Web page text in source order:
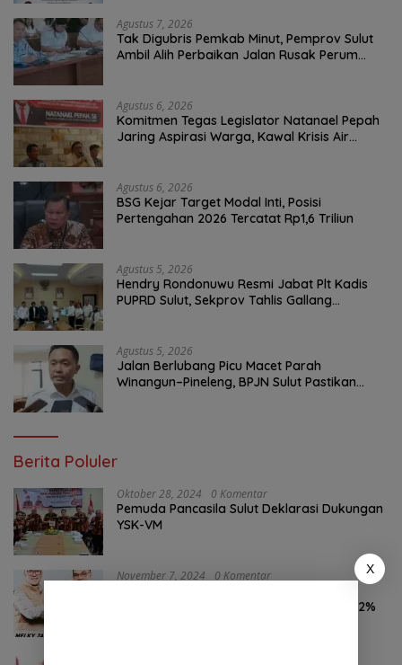
Agustus 7, 2026
Tak Digubris Pemkab Minut, Pemprov Sulut
Ambil Alih Perbaikan Jalan Rusak Perum
Agustus 6, 2026
Komitmen Tegas Legislator Natanael Pepah
Jaring Aspirasi Warga, Kawal Krisis Air
Agustus 6, 2026
BSG Kejar Target Modal Inti, Posisi
Pertengahan 2026 Tercatat Rp1,6 Triliun
Agustus 5, 2026
Hendry Rondonuwu Resmi Jabat Plt Kadis
PUPRD Sulut, Sekprov Tahlis Gallang
Agustus 5, 2026
Jalan Berlubang Picu Macet Parah
Winangun–Pineleng, BPJN Sulut Pastikan
Berita Poluler
Oktober 28, 2024 0 Komentar
Pemuda Pancasila Sulut Deklarasi Dukungan
YSK-VM
November 7, 2024 0 Komentar
46,74% Kalahkan Petahana JG-KWL 27,62%
X